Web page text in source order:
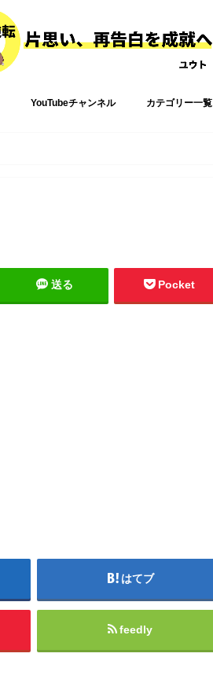
YouTubeチャンネル カテゴリー一覧
送る Pocket
はてブ
feedly